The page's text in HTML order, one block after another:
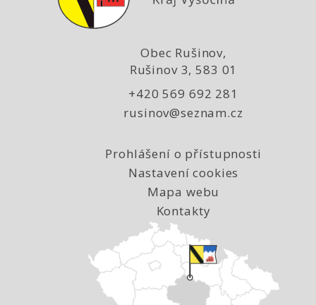
Obec Rušinov,
Rušinov 3, 583 01
+420 569 692 281
rusinov@seznam.cz
Prohlášení o přístupnosti
Nastavení cookies
Mapa webu
Kontakty